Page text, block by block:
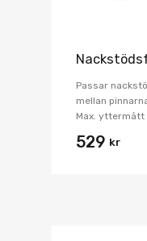
Passar
mellan
Max. yttermått
529 kr